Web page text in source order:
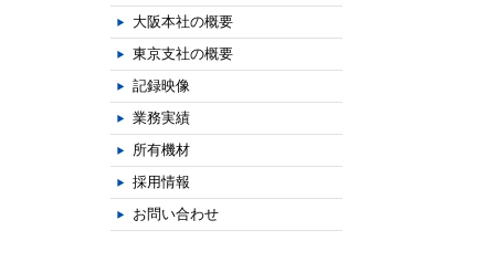
大阪本社の概要
東京支社の概要
記録映像
業務実績
所有機材
採用情報
お問い合わせ